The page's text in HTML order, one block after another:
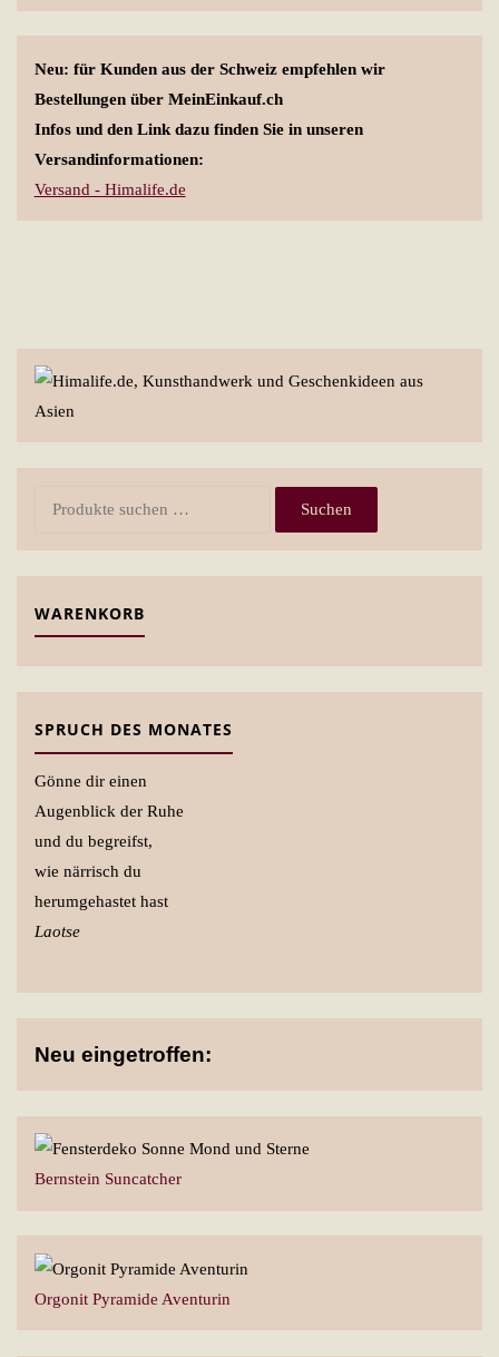
Neu: für Kunden aus der Schweiz empfehlen wir
Bestellungen über MeinEinkauf.ch
Infos und den Link dazu finden Sie in unseren
Versandinformationen:
Versand - Himalife.de
Suchen
Suchen
WARENKORB
SPRUCH DES MONATES
Gönne dir einen
Augenblick der Ruhe
und du begreifst,
wie närrisch du
herumgehastet hast
Laotse
Neu eingetroffen:
Bernstein Suncatcher
Orgonit Pyramide Aventurin